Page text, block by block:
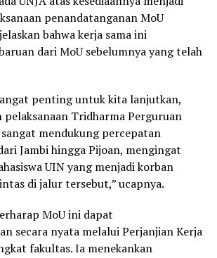
penandatanganan MoU
bahwa kerja sama ini
dari MoU sebelumnya yang telah
penting untuk kita lanjutkan,
pelaksanaan Tridharma Perguruan
mendukung percepatan
Jambi hingga Pijoan, mengingat
UIN yang menjadi korban
di jalur tersebut,” ucapnya.
MoU ini dapat
secara nyata melalui Perjanjian Kerja
fakultas. Ia menekankan